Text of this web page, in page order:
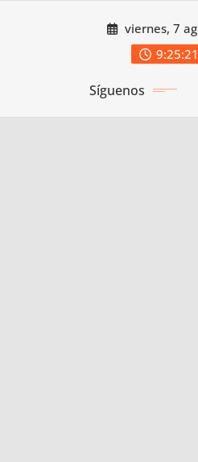
viernes, 7
Síguenos